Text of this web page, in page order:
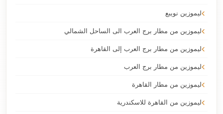
ليموزين نويبع
ليموزين من مطار برج العرب الى الساحل الشمالي
ليموزين من مطار برج العرب إلى القاهرة
ليموزين من مطار برج العرب
ليموزين من مطار القاهرة
ليموزين من القاهرة للاسكندرية